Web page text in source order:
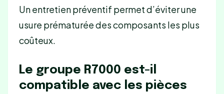
Un entretien préventif permet d’éviter une
usure prématurée des composants les plus
coûteux.
Le groupe R7000 est-il
compatible avec les pièces